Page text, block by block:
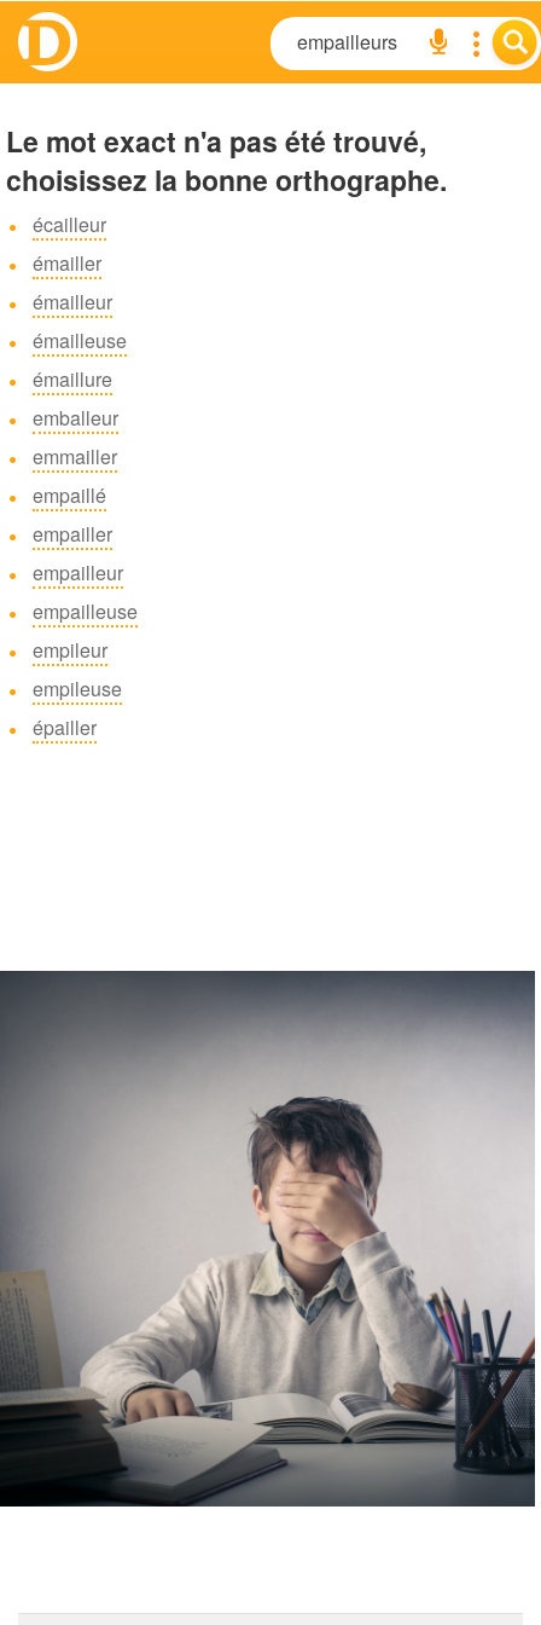
Le mot exact n'a pas été trouvé,
choisissez la bonne orthographe.
écailleur
émailler
émailleur
émailleuse
émaillure
emballeur
emmailler
empaillé
empailler
empailleur
empailleuse
empileur
empileuse
épailler